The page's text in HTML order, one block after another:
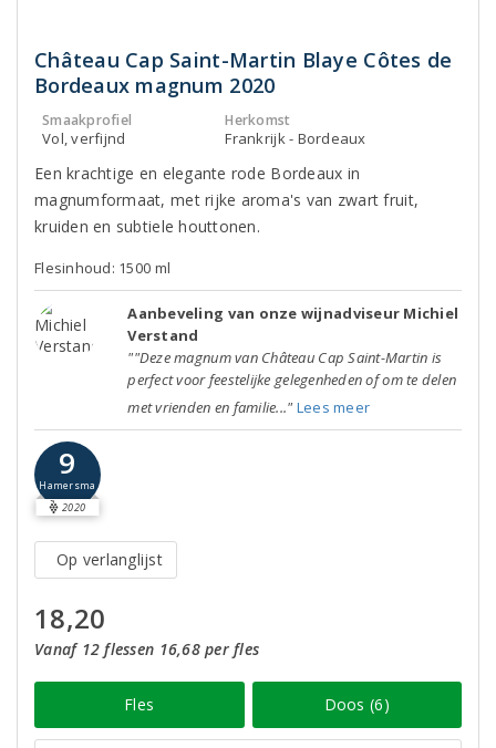
Château Cap Saint-Martin Blaye Côtes de
Bordeaux magnum 2020
Smaakprofiel
Vol, verfijnd
Herkomst
Frankrijk - Bordeaux
Een krachtige en elegante rode Bordeaux in
magnumformaat, met rijke aroma's van zwart fruit,
kruiden en subtiele houttonen.
Flesinhoud: 1500 ml
Aanbeveling van onze wijnadviseur Michiel
Verstand
""Deze magnum van Château Cap Saint-Martin is
perfect voor feestelijke gelegenheden of om te delen
met vrienden en familie..." Lees meer
9
Hamersma
2020
Op verlanglijst
18,20
Vanaf 12 flessen 16,68 per fles
Fles Doos (6)